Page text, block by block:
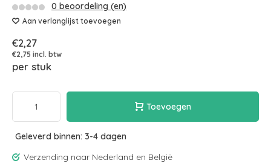
0 beoordeling (en)
Aan verlanglijst toevoegen
€2,27
€2,75 incl. btw
per stuk
Toevoegen
Geleverd binnen: 3-4 dagen
Verzending naar Nederland en België